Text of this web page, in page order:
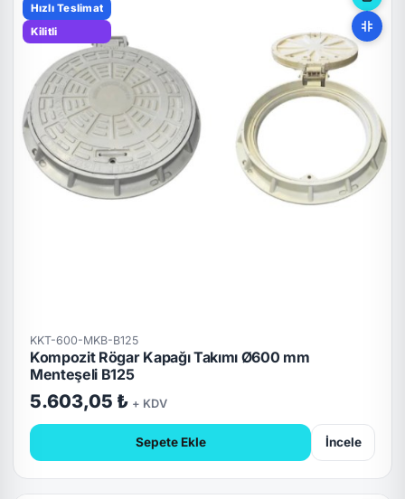
Hızlı Teslimat
Kilitli
KKT-600-MKB-B125
Kompozit Rögar Kapağı Takımı Ø600 mm
Menteşeli B125
5.603,05 ₺ + KDV
Sepete Ekle İncele